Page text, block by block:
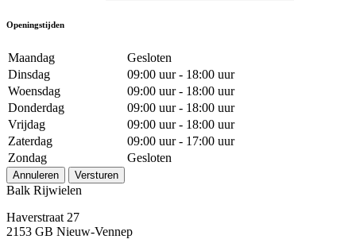
Openingstijden
Maandag
Gesloten
Dinsdag
09:00 uur - 18:00 uur
Woensdag
09:00 uur - 18:00 uur
Donderdag
09:00 uur - 18:00 uur
Vrijdag
09:00 uur - 18:00 uur
Zaterdag
09:00 uur - 17:00 uur
Zondag
Gesloten
Annuleren Versturen
Balk Rijwielen
Haverstraat 27
2153 GB Nieuw-Vennep